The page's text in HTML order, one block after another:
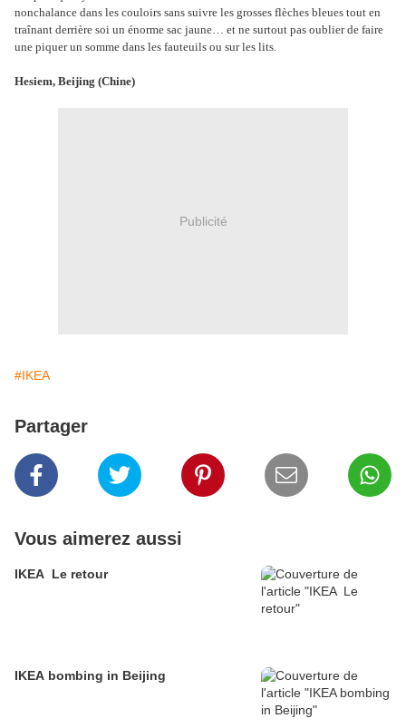
nonchalance dans les couloirs sans suivre les grosses flèches bleues tout en
traînant derrière soi un énorme sac jaune… et ne surtout pas oublier de faire
une piquer un somme dans les fauteuils ou sur les lits.
Hesiem, Beijing (Chine)
Publicité
#IKEA
Partager
Vous aimerez aussi
IKEA  Le retour
IKEA bombing in Beijing